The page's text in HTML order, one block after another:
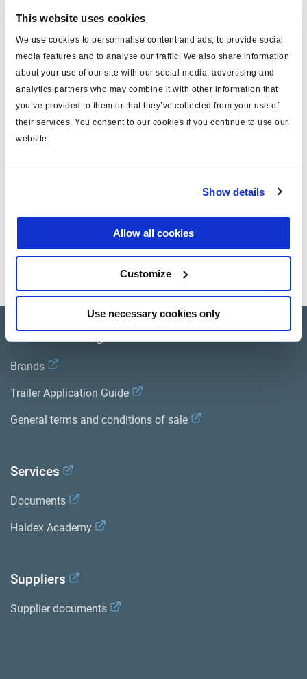
This website uses cookies
We use cookies to personnalise content and ads, to provide social
media features and to analyse our traffic. We also share information
about your use of our site with our social media, advertising and
analytics partners who may combine it with other information that
you’ve provided to them or that they’ve collected from your use of
their services. You consent to our cookies if you continue to use our
website.
Show details
Allow all cookies
Customize
Use necessary cookies only
Preis: Kein Preis
Technische Daten
Gewicht (kg) 7.98
Dokumente
Sehen Sie sich alle verwandten Publikationen in unserem
Bibliothek der Produktliteratur.
Brands
Trailer Application Guide
General terms and conditions of sale
Services
Documents
Haldex Academy
Suppliers
Supplier documents